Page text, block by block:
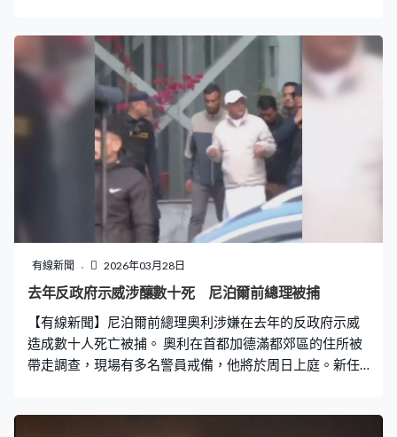
朗普曾指美國可能以某種形式接管古巴。古巴國家主席迪
亞斯卡內爾早前證實與美方磋商雙邊關係和分歧，避免爆
發軍事衝突。
有線新聞 2026年03月28日
去年反政府示威涉釀數十死 尼泊爾前總理被捕
【有線新聞】尼泊爾前總理奧利涉嫌在去年的反政府示威
造成數十人死亡被捕。 奧利在首都加德滿都郊區的住所被
帶走調查，現場有多名警員戒備，他將於周日上庭。新任